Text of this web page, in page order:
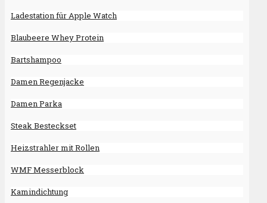
Ladestation für Apple Watch
Blaubeere Whey Protein
Bartshampoo
Damen Regenjacke
Damen Parka
Steak Besteckset
Heizstrahler mit Rollen
WMF Messerblock
Kamindichtung